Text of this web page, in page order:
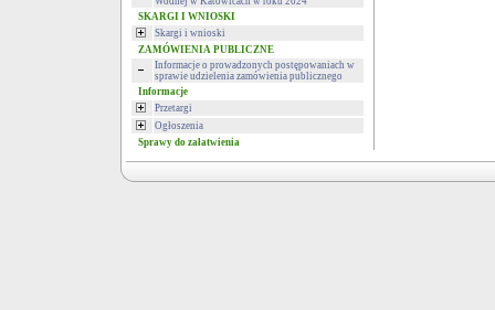
SKARGI I WNIOSKI
Skargi i wnioski
ZAMÓWIENIA PUBLICZNE
Informacje o prowadzonych postępowaniach w
sprawie udzielenia zamówienia publicznego
Informacje
Przetargi
Ogłoszenia
Sprawy do załatwienia